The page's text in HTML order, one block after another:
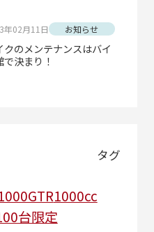
年02月11日 お知らせ
クのメンテナンスはバイ
で決まり！
タグ
1000cc
台限定